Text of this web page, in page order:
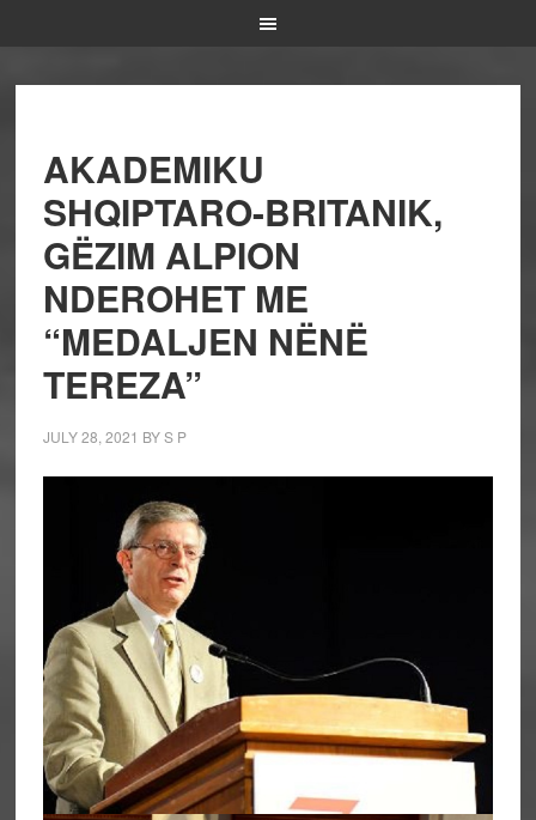
AKADEMIKU
SHQIPTARO-BRITANIK,
GËZIM ALPION
NDEROHET ME
“MEDALJEN NËNË
TEREZA”
JULY 28, 2021 BYS P